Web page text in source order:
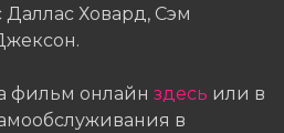
Даллас Ховард, Сэм
фильм онлайн здесь или в
в